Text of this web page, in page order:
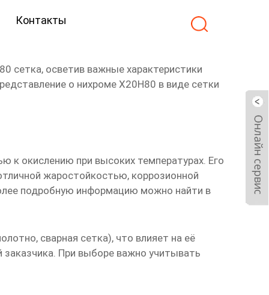
Контакты
сетка, осветив важные характеристики
о нихроме Х20Н80 в виде сетки
к окислению при высоких температурах. Его
жаростойкостью, коррозионной
подробную информацию можно найти в
сварная сетка), что влияет на её
заказчика. При выборе важно учитывать